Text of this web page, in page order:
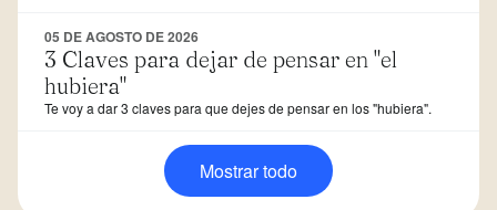
05 DE AGOSTO DE 2026
3 Claves para dejar de pensar en "el
hubiera"
Te voy a dar 3 claves para que dejes de pensar en los "hubiera".
Mostrar todo